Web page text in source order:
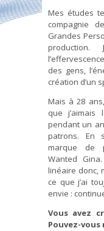
Mes études
compagnie
Grandes
production.
des gens,
création d’un
Mais à 28
que
pendant un
patrons. En
marque de
Wanted
linéaire donc,
ce que j’ai
envie :
Vous avez
Pouvez-vous